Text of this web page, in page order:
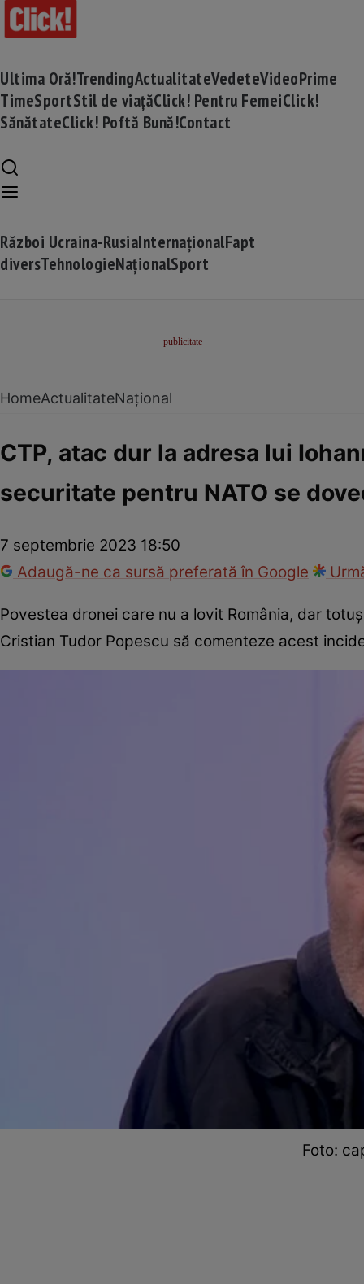
Ultima Oră!TrendingActualitateVedeteVideoPrime
TimeSportStil de viațăClick! Pentru FemeiClick!
SănătateClick! Poftă Bună!Contact
Război Ucraina-RusiaInternaționalFapt
diversTehnologieNaționalSport
HomeActualitateNațional
CTP, atac dur la adresa lui
securitate pentru NATO se
7 septembrie 2023 18:50
Adaugă-ne ca sursă preferată în Google
Povestea dronei care nu a lovit România, dar
Cristian Tudor Popescu să comenteze acest
Foto: